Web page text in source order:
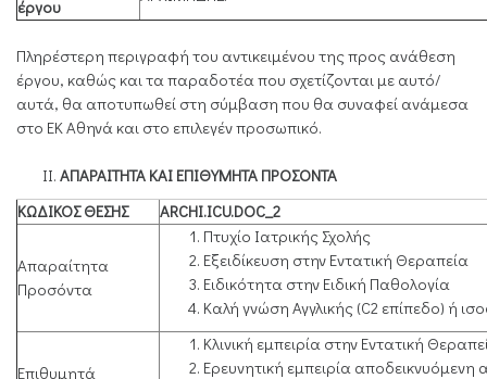
έργου
Πληρέστερη περιγραφή του αντικειμένου της προς ανάθεση
έργου, καθώς και τα παραδοτέα που σχετίζονται με αυτό/
αυτά, θα αποτυπωθεί στη σύμβαση που θα συναφεί ανάμεσα
στο ΕΚ Αθηνά και στο επιλεγέν προσωπικό.
ΑΠΑΡΑΙΤΗΤΑ ΚΑΙ ΕΠΙΘΥΜΗΤΑ ΠΡΟΣΟΝΤΑ
ΚΩΔΙΚΟΣ ΘΕΣΗΣ
ARCHI.ICU.DOC_2
Απαραίτητα
Προσόντα
Πτυχίο Ιατρικής Σχολής
Εξειδίκευση στην Εντατική Θεραπεία
Ειδικότητα στην Ειδική Παθολογία
Καλή γνώση Αγγλικής (C2 επίπεδο) ή
Επιθυμητά
Κλινική εμπειρία στην Εντατική
Ερευνητική εμπειρία αποδεικνυόμενη